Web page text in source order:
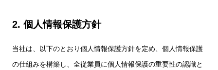
2. 個人情報保護方針
当社は、以下のとおり個人情報保護方針を定め、個人情報保護
の仕組みを構築し、全従業員に個人情報保護の重要性の認識と